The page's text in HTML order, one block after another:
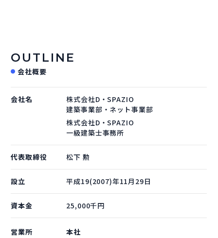
OUTLINE
会社概要
会社名
株式会社D・SPAZIO
建築事業部・ネット事業部
株式会社D・SPAZIO
一級建築士事務所
代表取締役 松下 勲
設立 平成19(2007)年11月29日
資本金 25,000千円
営業所
本社